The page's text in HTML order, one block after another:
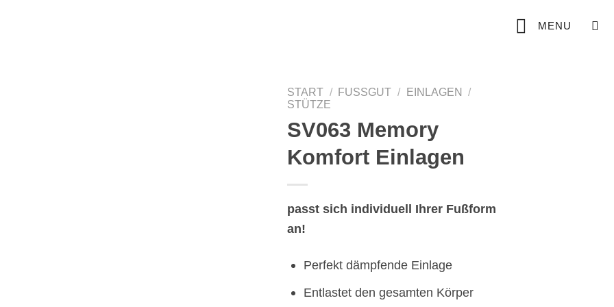
MENU
START / FUSSGUT / EINLAGEN
/
STÜTZE
SV063 Memory
Komfort Einlagen
passt sich individuell Ihrer Fußform
an!
Perfekt dämpfende Einlage
Entlastet den gesamten Körper